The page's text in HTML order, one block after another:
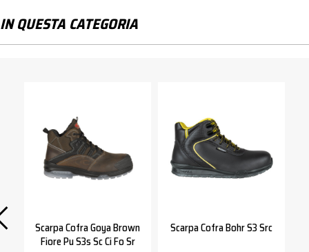
IN QUESTA CATEGORIA
Scarpa Cofra Goya Brown
Fiore Pu S3s Sc Ci Fo Sr
Scarpa Cofra Bohr S3 Src